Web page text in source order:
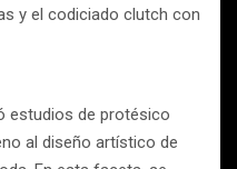
y el codiciado clutch con
estudios de protésico
al diseño artístico de